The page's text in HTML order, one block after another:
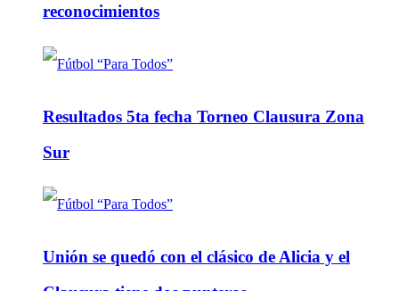
reconocimientos
Resultados 5ta fecha Torneo Clausura Zona
Sur
Unión se quedó con el clásico de Alicia y el